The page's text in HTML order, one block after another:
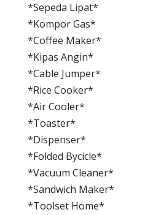
*Sepeda Lipat*
*Kompor Gas*
*Coffee Maker*
*Kipas Angin*
*Cable Jumper*
*Rice Cooker*
*Air Cooler*
*Toaster*
*Dispenser*
*Folded Bycicle*
*Vacuum Cleaner*
*Sandwich Maker*
*Toolset Home*